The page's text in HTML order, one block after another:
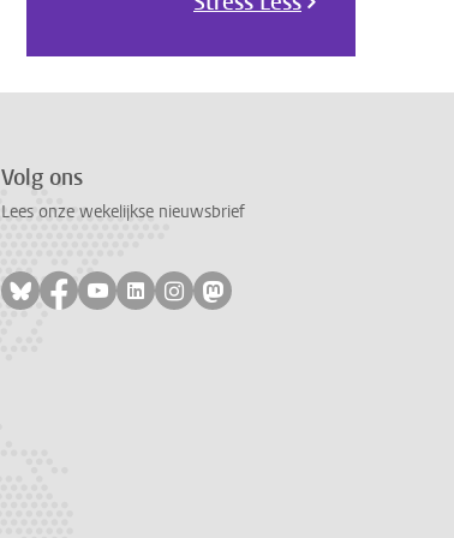
Volg ons
Lees onze wekelijkse nieuwsbrief
Volg ons op bluesky
Volg ons op facebook
Volg ons op youtube
Volg ons op linkedin
Volg ons op instagram
Volg ons op mastodon